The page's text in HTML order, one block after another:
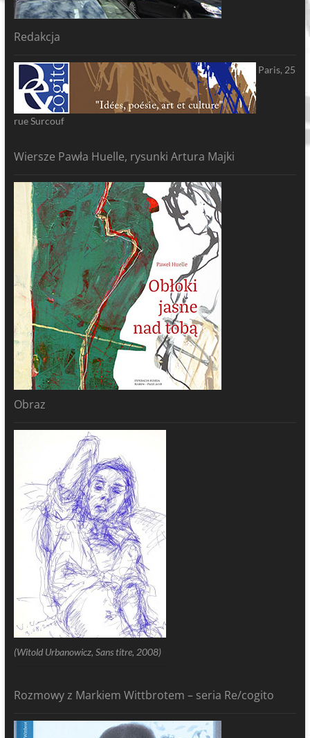
Redakcja
Paris, 25
rue Surcouf
Wiersze Pawła Huelle, rysunki Artura Majki
Obraz
(Witold Urbanowicz, Sans titre, 2008)
Rozmowy z Markiem Wittbrotem – seria Re/cogito